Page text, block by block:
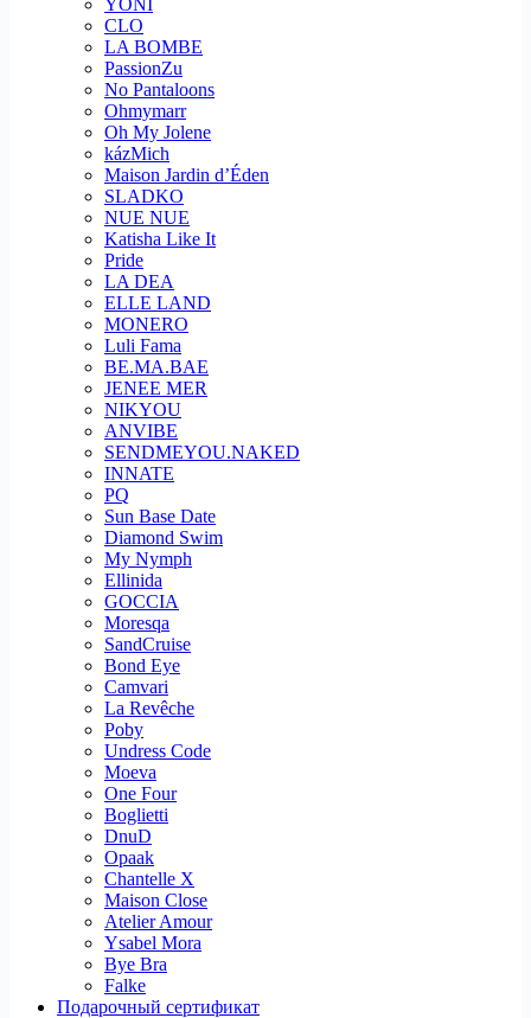
YONI
CLO
LA BOMBE
PassionZu
No Pantaloons
Ohmymarr
Oh My Jolene
kázMich
Maison Jardin d’Éden
SLADKO
NUE NUE
Katisha Like It
Pride
LA DEA
ELLE LAND
MONERO
Luli Fama
BE.MA.BAE
JENEE MER
NIKYOU
ANVIBE
SENDMEYOU.NAKED
INNATE
PQ
Sun Base Date
Diamond Swim
My Nymph
Ellinida
GOCCIA
Moresqa
SandCruise
Bond Eye
Camvari
La Revêche
Poby
Undress Code
Moeva
One Four
Boglietti
DnuD
Opaak
Chantelle X
Maison Close
Atelier Amour
Ysabel Mora
Bye Bra
Falke
Подарочный сертификат